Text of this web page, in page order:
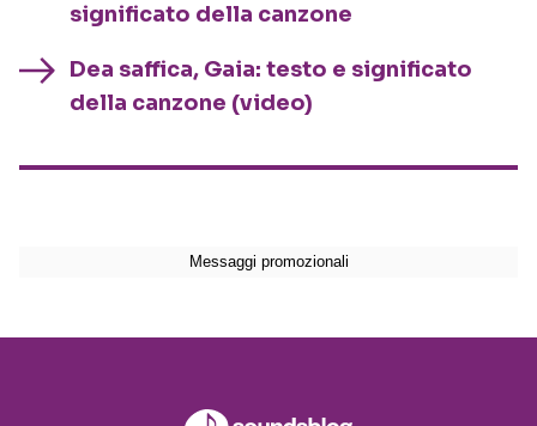
significato della canzone
Dea saffica, Gaia: testo e significato
della canzone (video)